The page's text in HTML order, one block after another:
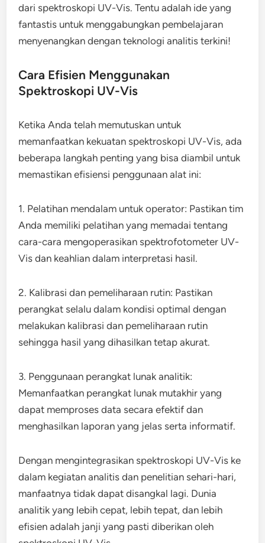
dari spektroskopi UV-Vis. Tentu adalah ide yang
fantastis untuk menggabungkan pembelajaran
menyenangkan dengan teknologi analitis terkini!
Cara Efisien Menggunakan
Spektroskopi UV-Vis
Ketika Anda telah memutuskan untuk
memanfaatkan kekuatan spektroskopi UV-Vis, ada
beberapa langkah penting yang bisa diambil untuk
memastikan efisiensi penggunaan alat ini:
1. Pelatihan mendalam untuk operator: Pastikan tim
Anda memiliki pelatihan yang memadai tentang
cara-cara mengoperasikan spektrofotometer UV-
Vis dan keahlian dalam interpretasi hasil.
2. Kalibrasi dan pemeliharaan rutin: Pastikan
perangkat selalu dalam kondisi optimal dengan
melakukan kalibrasi dan pemeliharaan rutin
sehingga hasil yang dihasilkan tetap akurat.
3. Penggunaan perangkat lunak analitik:
Memanfaatkan perangkat lunak mutakhir yang
dapat memproses data secara efektif dan
menghasilkan laporan yang jelas serta informatif.
Dengan mengintegrasikan spektroskopi UV-Vis ke
dalam kegiatan analitis dan penelitian sehari-hari,
manfaatnya tidak dapat disangkal lagi. Dunia
analitik yang lebih cepat, lebih tepat, dan lebih
efisien adalah janji yang pasti diberikan oleh